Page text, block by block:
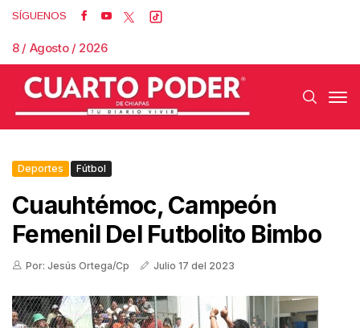
SÍGUENOS
8 / Agosto / 2026
Deportes Fútbol
Cuauhtémoc, Campeón
Femenil Del Futbolito Bimbo
Por: Jesús Ortega/Cp Julio 17 del 2023